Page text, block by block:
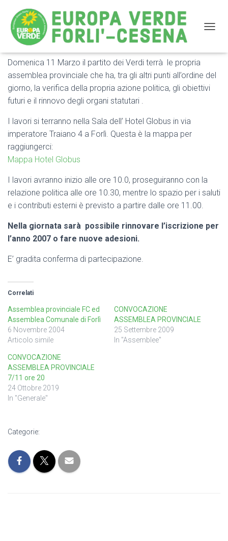
Assemblea provinciale dei Verdi Domenica 11 Marzo
Domenica 11 Marzo il partito dei Verdi terrà le propria
assemblea provinciale che ha, tra gli altri punti all’ordine del
giorno, la verifica della propria azione politica, gli obiettivi
futuri e il rinnovo degli organi statutari .
I lavori si terranno nella Sala dell’ Hotel Globus in via
imperatore Traiano 4 a Forlì. Questa è la mappa per
raggiungerci:
Mappa Hotel Globus
I lavori avranno inizio alle ore 10.0, proseguiranno con la
relazione politica alle ore 10.30, mentre lo spazio per i saluti
e i contributi esterni è previsto a partire dalle ore 11.00.
Nella giornata sarà possibile rinnovare l’iscrizione per
l’anno 2007 o fare nuove adesioni.
E’ gradita conferma di partecipazione.
Correlati
Assemblea provinciale FC ed
Assemblea Comunale di Forlì
6 Novembre 2004
Articolo simile
CONVOCAZIONE
ASSEMBLEA PROVINCIALE
25 Settembre 2009
In "Assemblee"
CONVOCAZIONE
ASSEMBLEA PROVINCIALE
7/11 ore 20
24 Ottobre 2019
In "Generale"
Categorie: